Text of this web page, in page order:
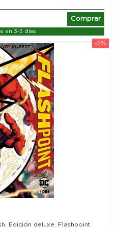
Comprar
en 3-5 días
-5%
Edición deluxe. Flashpoint